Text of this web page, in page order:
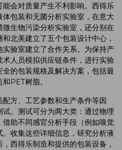
会对质量产生不利影响。西得乐
包装和无菌分析实验室，在意大
生物污染分析实验室，还分别在
北美建立了五个包装设计中心，
验室建立了合作关系。为保持产
人员模拟供应链条件，进行实验
的包装规格及解决方案，包括最
PET树脂。
方、工艺参数和生产条件等因
。测试可分为两大类：通过物理
助不同感官分析手段（例如嗅觉
收集这些详细信息，研究分析液
西得乐制造和提供的包装设备，